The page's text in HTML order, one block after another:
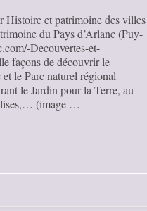
Histoire et patrimoine des villes
du Pays d’Arlanc (Puy-
Decouvertes-et-
façons de découvrir le
le Parc naturel régional
le Jardin pour la Terre, au
(image …